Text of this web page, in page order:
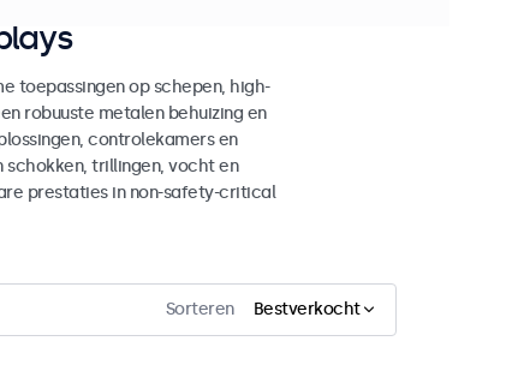
toepassingen op schepen, high-
robuuste metalen behuizing en
controlekamers en
trillingen, vocht en
prestaties in non-safety-critical
Sorteren Bestverkocht